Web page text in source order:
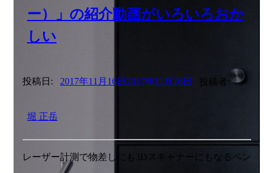
ー）」の紹介動画がいろいろおか
しい
投稿日: 2017年11月16日 2017年11月16日 投稿者:
堀 正岳
レーザー計測で物差しにも3Dスキャナーにもなるペン